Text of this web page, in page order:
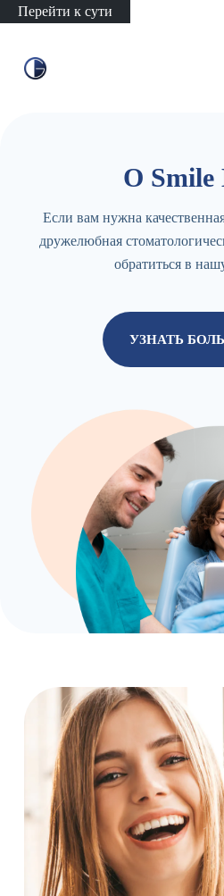
Перейти к сути
О Smile
Если вам нужна
дружелюбная
обратиться в
УЗНАТЬ